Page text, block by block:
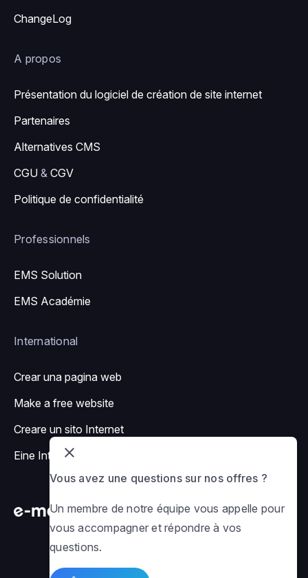
Vous avez une questions sur nos offres ?
Un membre de notre équipe vous appelle pour
vous accompagner et répondre à vos
questions.
ChangeLog
A propos
Présentation du logiciel de création de site internet
Partenaires
Alternatives CMS
CGU & CGV
Politique de confidentialité
Professionnels
EMS Solution
EMS Académie
International
Crear una pagina web
Make a free website
Creare un sito Internet
Eine Internetseite erstellen